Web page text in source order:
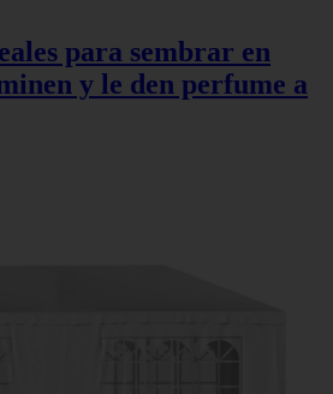
para sembrar en
y le den perfume a